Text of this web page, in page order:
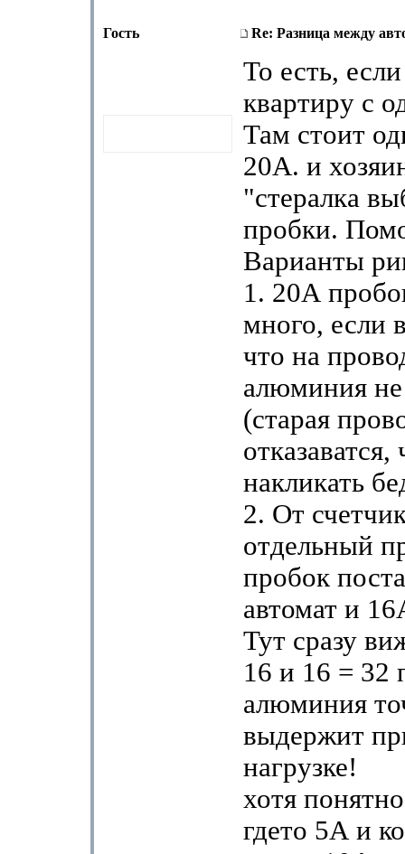
Гость Re: Разница между
То есть,
квартиру с
Там стоит
20А. и
"стералка
пробки.
Варианты
1. 20А
много, если
что на
алюминия
(старая
накликать
2. От
отдельный
пробок
автомат и
Тут сразу
16 и 16 = 32
алюминия
выдержит
нагрузке!
хотя
гдето 5А и